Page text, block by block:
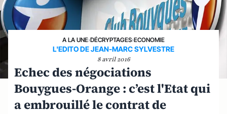
A LA UNE›DÉCRYPTAGES›ECONOMIE
L'EDITO DE JEAN-MARC SYLVESTRE
8 avril 2016
Echec des négociations
Bouygues-Orange : c’est l'Etat qui
a embrouillé le contrat de